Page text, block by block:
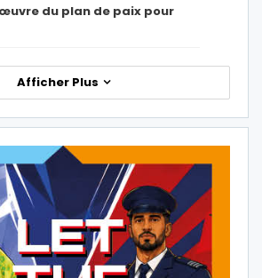
du plan de paix pour
Afficher Plus